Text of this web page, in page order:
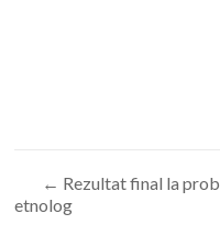
← Rezultat final la
etnolog